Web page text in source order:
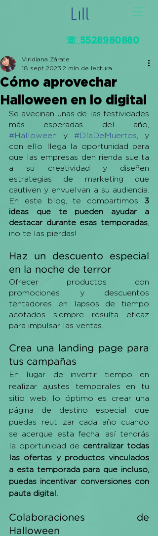
☏ 5528980880
Cómo aprovechar
Halloween en lo digital
Viridiana Zárate
18 sept 2023 2 min de lectura
Se avecinan unas de las festividades
#Halloween y #DíaDeMuertos , y
con ello llega la oportunidad para
que las empresas den rienda suelta
a su creatividad y diseñen
estrategias de marketing que
cautiven y envuelvan a su audiencia.
En este blog, te compartimos 3
ideas que te pueden ayudar a
destacar durante esas temporadas
¡no te las pierdas!
Haz un descuento especial
en la noche de terror
Ofrecer productos con
promociones y descuentos
tentadores en lapsos de tiempo
acotados siempre resulta eficaz
para impulsar las ventas.
Crea una landing page para
tus campañas
En lugar de invertir tiempo en
realizar ajustes temporales en tu
sitio web, lo óptimo es crear una
página de destino especial que
puedas reutilizar cada año cuando
se acerque esta fecha, así tendrás
la oportunidad de centralizar todas
las ofertas y productos vinculados
a esta temporada para que incluso,
puedas incentivar conversiones con
pauta digital.
Colaboraciones de
Halloween